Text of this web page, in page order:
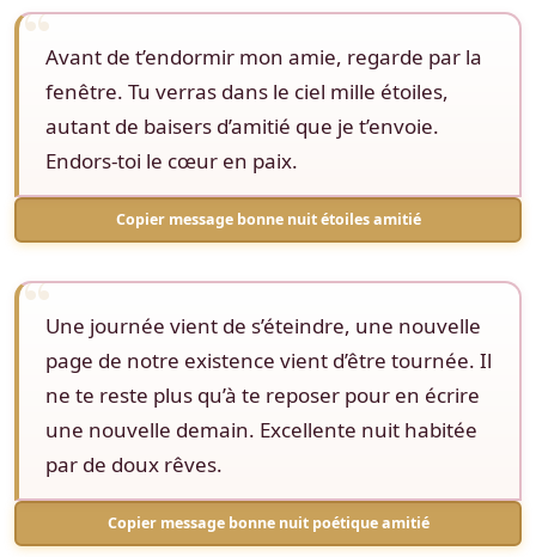
Avant de t’endormir mon amie, regarde par la
fenêtre. Tu verras dans le ciel mille étoiles,
autant de baisers d’amitié que je t’envoie.
Endors-toi le cœur en paix.
Copier message bonne nuit étoiles amitié
Une journée vient de s’éteindre, une nouvelle
page de notre existence vient d’être tournée. Il
ne te reste plus qu’à te reposer pour en écrire
une nouvelle demain. Excellente nuit habitée
par de doux rêves.
Copier message bonne nuit poétique amitié